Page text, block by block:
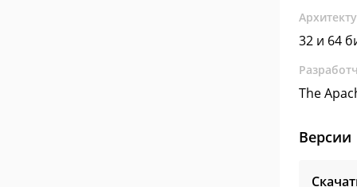
32 и 64
The
Версии